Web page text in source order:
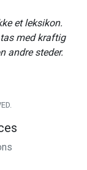
et leksikon.
med kraftig
andre steder.